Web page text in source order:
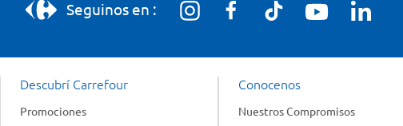
Seguinos en :
Descubrí Carrefour
Promociones
Conocenos
Nuestros Compromisos